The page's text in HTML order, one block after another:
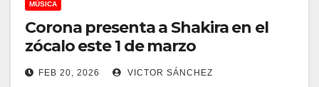
MÚSICA
Corona presenta a Shakira en el
zócalo este 1 de marzo
FEB 20, 2026 VICTOR SÁNCHEZ